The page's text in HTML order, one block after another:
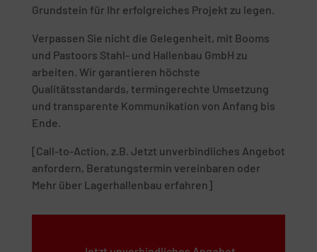
Grundstein für Ihr erfolgreiches Projekt zu legen.
Verpassen Sie nicht die Gelegenheit, mit Booms
und Pastoors Stahl- und Hallenbau GmbH zu
arbeiten. Wir garantieren höchste
Qualitätsstandards, termingerechte Umsetzung
und transparente Kommunikation von Anfang bis
Ende.
[Call-to-Action, z.B. Jetzt unverbindliches Angebot
anfordern, Beratungstermin vereinbaren oder
Mehr über Lagerhallenbau erfahren]